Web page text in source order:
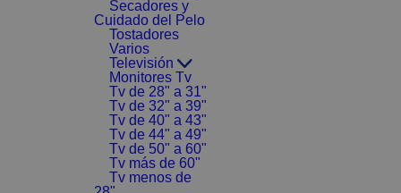
Secadores y
Cuidado del Pelo
Tostadores
Varios
Televisión
Monitores Tv
Tv de 28" a 31"
Tv de 32" a 39"
Tv de 40" a 43"
Tv de 44" a 49"
Tv de 50" a 60"
Tv más de 60"
Tv menos de